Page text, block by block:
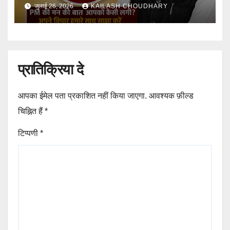
जुलाई 26, 2026 KAILASH CHOUDHARY
प्रातिक्रिया दे
आपका ईमेल पता प्रकाशित नहीं किया जाएगा. आवश्यक फ़ील्ड
चिह्नित हैं *
टिप्पणी *